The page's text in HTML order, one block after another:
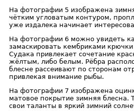
На фотографии 5 изображена
чётким угловатым контуром,
уже издалека начинает
На фотографии 6 можно увидеть
замаскировать кембриками
Судака привлекает сочетание
жёлтым, либо белым. Рёбра
блесне рассеивают по сторонам
привлекая внимание рыбы.
На фотографии 7 изображена
матовое покрытие зимняя блесна.
свои таланты в яркий зимний